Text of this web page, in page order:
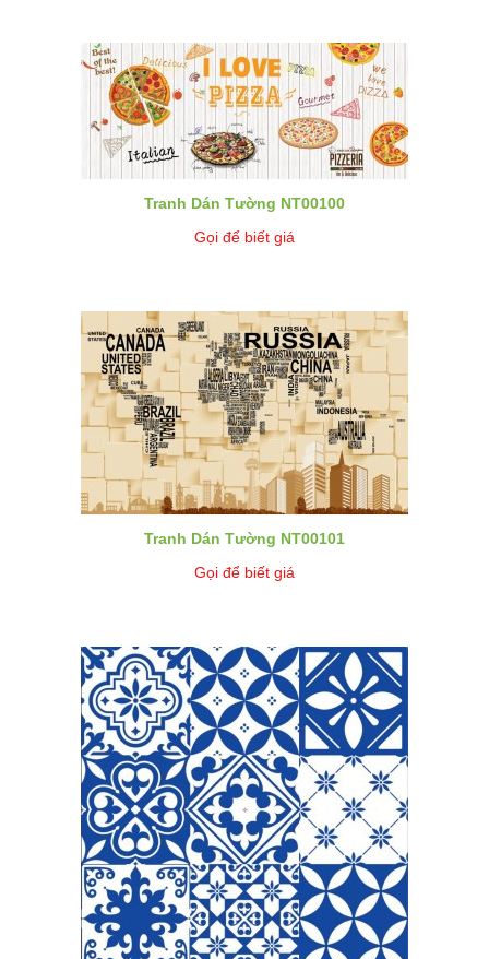
Tranh Dán Tường NT00100
Gọi để biết giá
Tranh Dán Tường NT00101
Gọi để biết giá